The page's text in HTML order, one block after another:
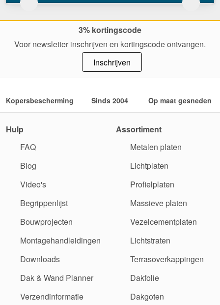
3% kortingscode
Voor newsletter inschrijven en kortingscode ontvangen.
Inschrijven
Kopersbescherming Sinds 2004 Op maat gesneden
Hulp
FAQ
Blog
Video's
Begrippenlijst
Bouwprojecten
Montagehandleidingen
Downloads
Dak & Wand Planner
Verzendinformatie
Assortiment
Metalen platen
Lichtplaten
Profielplaten
Massieve platen
Vezelcementplaten
Lichtstraten
Terrasoverkappingen
Dakfolie
Dakgoten